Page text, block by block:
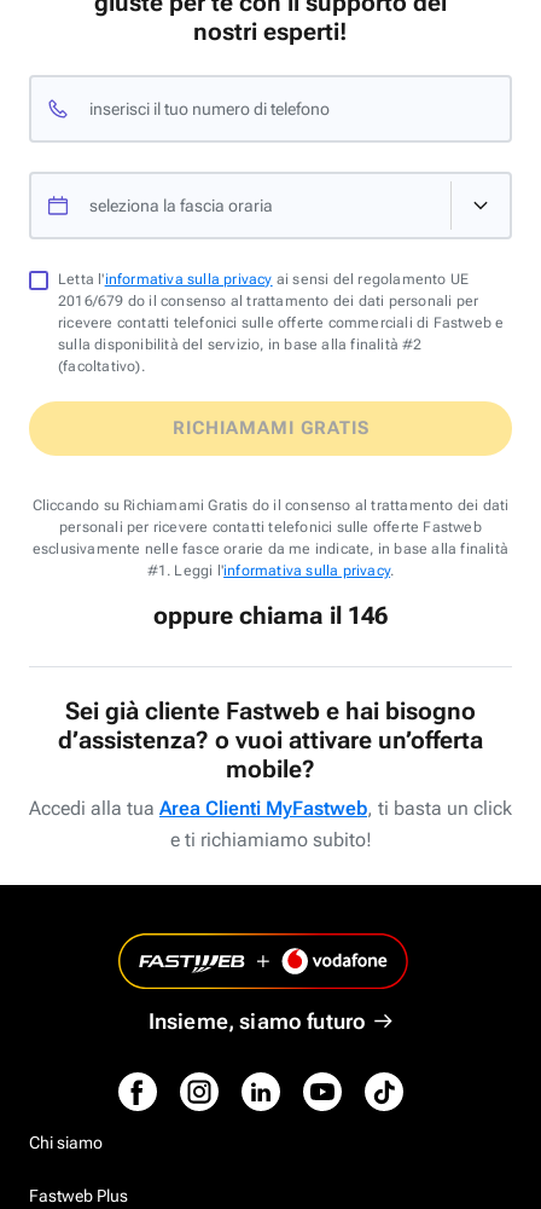
nostri esperti!
inserisci il tuo numero di telefono
seleziona la fascia oraria
Letta l'informativa sulla privacy ai sensi del regolamento UE
2016/679 do il consenso al trattamento dei dati personali per
ricevere contatti telefonici sulle offerte commerciali di Fastweb e
sulla disponibilità del servizio, in base alla finalità #2
(facoltativo).
RICHIAMAMI GRATIS
Cliccando su Richiamami Gratis do il consenso al trattamento dei dati
personali per ricevere contatti telefonici sulle offerte Fastweb
esclusivamente nelle fasce orarie da me indicate, in base alla finalità
#1. Leggi l'informativa sulla privacy.
oppure chiama il 146
Sei già cliente Fastweb e hai bisogno
d’assistenza? o vuoi attivare un’offerta
mobile?
Accedi alla tua Area Clienti MyFastweb, ti basta un click
e ti richiamiamo subito!
Insieme, siamo futuro
Chi siamo
Fastweb Plus